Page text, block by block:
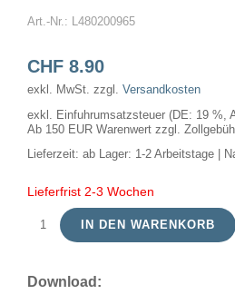
Art.-Nr.: L480200965
CHF8.90
exkl. MwSt. zzgl. Versandkosten
exkl. Einfuhrumsatzsteuer (DE: 19 %,
Ab 150 EUR Warenwert zzgl.
Lieferzeit: ab Lager: 1-2 Arbeitstage |
Lieferfrist 2-3 Wochen
LED
G23
IN DEN WARENKORB
Download: